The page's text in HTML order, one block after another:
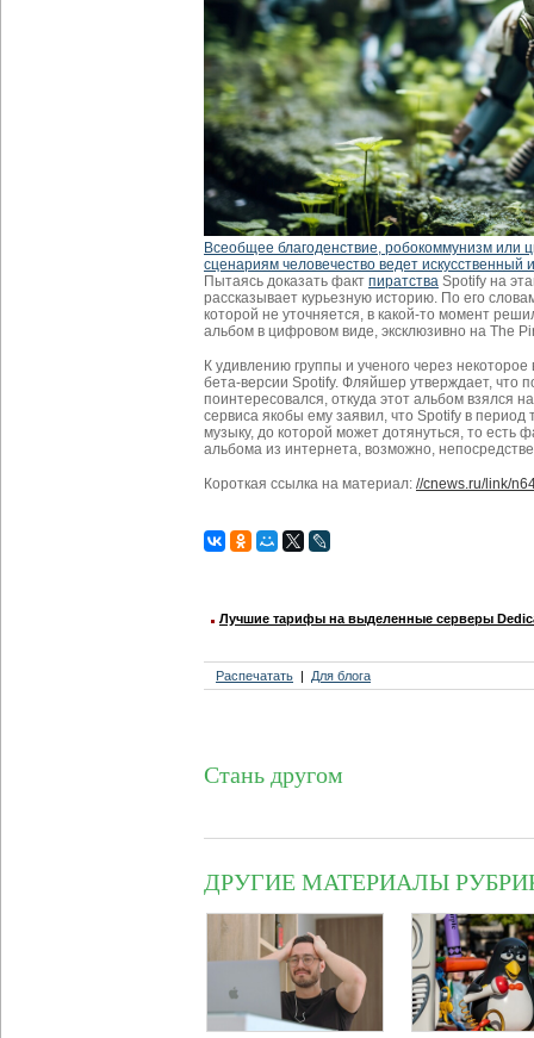
Всеобщее благоденствие, робокоммунизм или
сценариям человечество ведет искусственный
Пытаясь доказать факт пиратства Spotify на
рассказывает курьезную историю. По его
которой не уточняется, в какой-то момент
альбом в цифровом виде, эксклюзивно на The
К удивлению группы и ученого через
бета-версии Spotify. Фляйшер утверждает, что
поинтересовался, откуда этот альбом взялся
сервиса якобы ему заявил, что Spotify в
музыку, до которой может дотянуться, то есть
альбома из интернета, возможно,
Короткая ссылка на материал: //cnews.ru/link/
Лучшие тарифы на выделенные серверы
Распечатать Для блога
Стань другом
ДРУГИЕ МАТЕРИАЛЫ